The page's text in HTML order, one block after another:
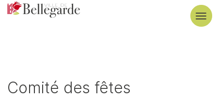
Aller
au
Comité des fêtes